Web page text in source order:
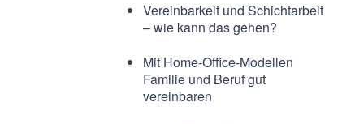
Vereinbarkeit und Schichtarbeit
– wie kann das gehen?
Mit Home-Office-Modellen
Familie und Beruf gut
vereinbaren